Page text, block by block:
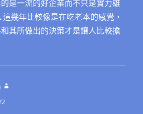
是一流的好企業而不只是實力雄
幾年比較像是在吃老本的感覺，
其所做出的決策才是讓人比較擔